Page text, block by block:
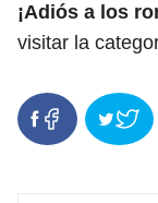
¡Adiós a los
visitar la